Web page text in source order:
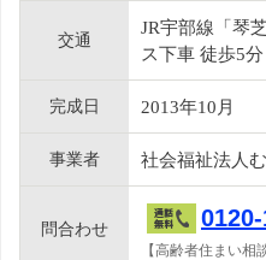
交通
JR宇部線「琴
ス下車 徒歩5分
完成日 2013年10月
事業者 社会福祉法人
問合わせ
【高齢者住まい相